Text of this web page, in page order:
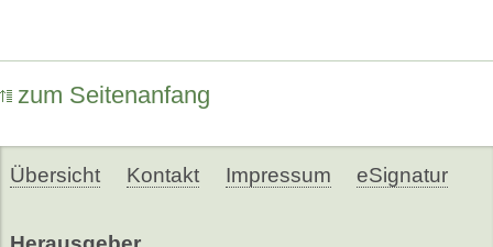
zum Seitenanfang
Übersicht Kontakt Impressum eSignatur